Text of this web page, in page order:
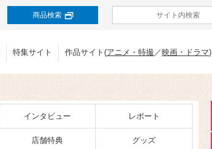
商品検索
特集サイト 作品サイト(アニメ・特撮／映画・ドラマ)
インタビュー レポート
店舗特典 グッズ